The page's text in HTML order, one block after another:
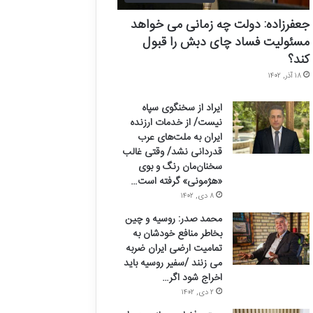
جعفرزاده: دولت چه زمانی می خواهد
مسئولیت فساد چای دبش را قبول
کند؟
۱۸ آذر, ۱۴۰۲
ایراد از سخنگوی سپاه
نیست/ از خدمات ارزنده
ایران به ملت‌های عرب
قدردانی نشد/ وقتی غالب
سخنان‌مان رنگ و بوی
«هژمونی» گرفته است…
۸ دی, ۱۴۰۲
محمد صدر: روسیه و چین
بخاطر منافع خودشان به
تمامیت ارضی ایران ضربه
می زنند /سفیر روسیه باید
اخراج شود اگر…
۲ دی, ۱۴۰۲